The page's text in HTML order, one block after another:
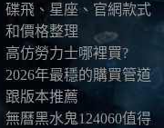
碟飛、星座、官網款式
和價格整理
高仿勞力士哪裡買?
2026年最穩的購買管道
跟版本推薦
無曆黑水鬼124060值得